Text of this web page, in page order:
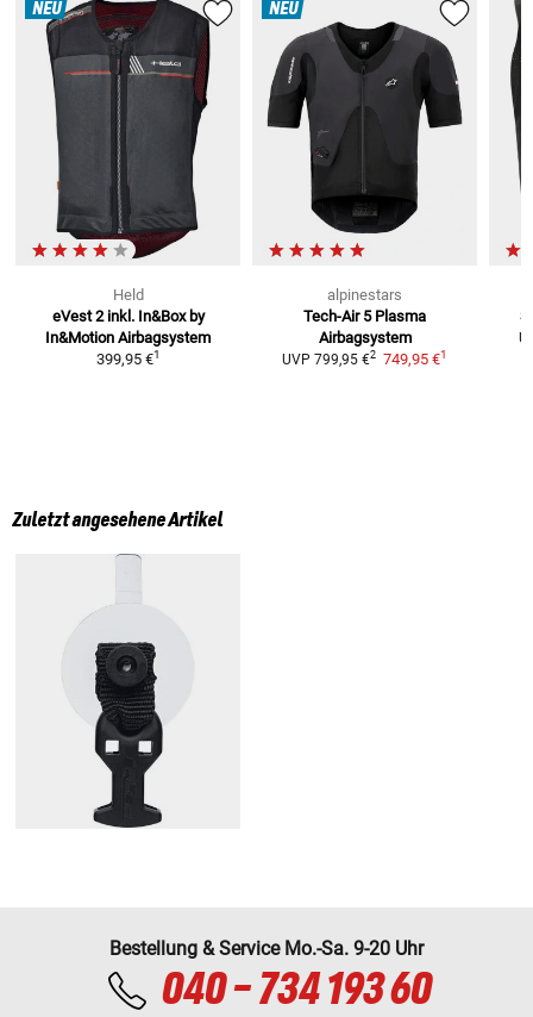
NEU
Held
eVest 2 inkl. In&Box by
In&Motion Airbagsystem
399,95 €1
NEU
alpinestars
Tech-Air 5 Plasma
Airbagsystem
UVP 799,95 €2 749,95 €1
Zuletzt angesehene Artikel
Bestellung & Service Mo.-Sa. 9-20 Uhr
040 - 734 193 60